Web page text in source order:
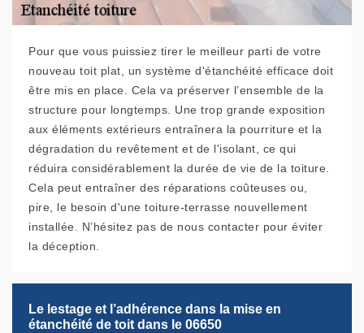
Pour que vous puissiez tirer le meilleur parti de votre
nouveau toit plat, un système d'étanchéité efficace doit
être mis en place. Cela va préserver l’ensemble de la
structure pour longtemps. Une trop grande exposition
aux éléments extérieurs entraînera la pourriture et la
dégradation du revêtement et de l'isolant, ce qui
réduira considérablement la durée de vie de la toiture.
Cela peut entraîner des réparations coûteuses ou,
pire, le besoin d'une toiture-terrasse nouvellement
installée. N’hésitez pas de nous contacter pour éviter
la déception.
Le lestage et l’adhérence dans la mise en
étanchéité de toit dans le 06650